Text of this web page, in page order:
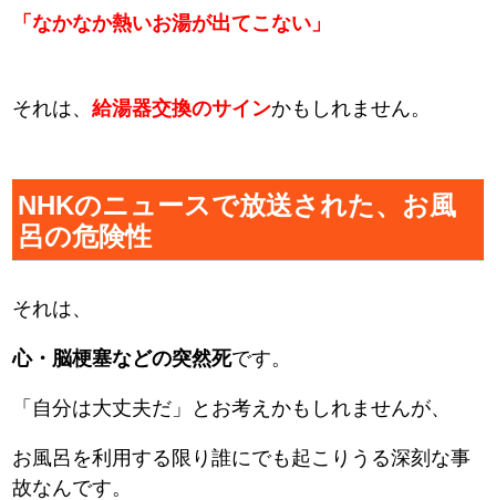
「なかなか熱いお湯が出てこない」
それは、給湯器交換のサインかもしれません。
NHKのニュースで放送された、お風
呂の危険性
それは、
心・脳梗塞などの突然死です。
「自分は大丈夫だ」とお考えかもしれませんが、
お風呂を利用する限り誰にでも起こりうる深刻な事
故なんです。